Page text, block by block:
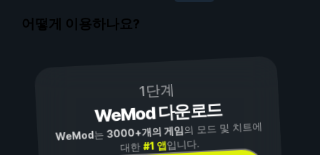
어떻게 이용하나요?
1단계
WeMod 다운로드
WeMod는3000+개의 게임의 모드 및 치트에
대한#1 앱입니다.